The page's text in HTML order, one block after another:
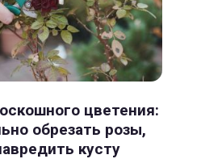
цветения:
обрезать розы,
кусту